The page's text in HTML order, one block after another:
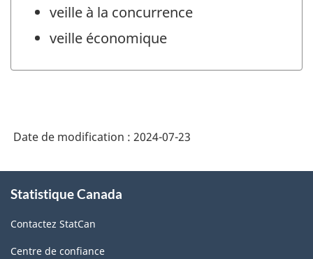
veille à la concurrence
veille économique
Date de modification : 2024-07-23
propos
ce
site
Statistique Canada
Contactez StatCan
Centre de confiance